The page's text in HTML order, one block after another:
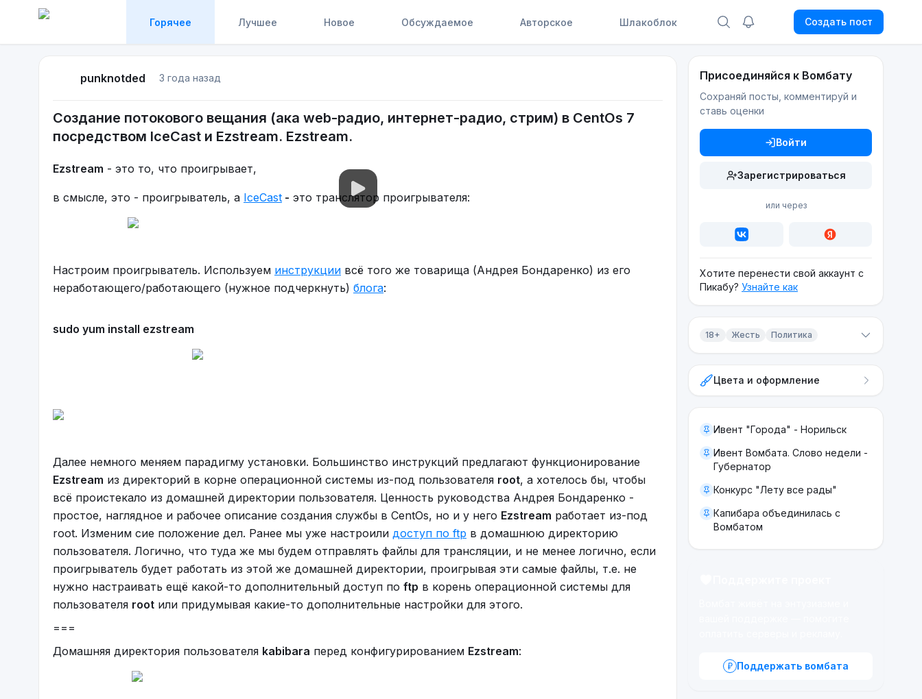
Горячее Лучшее Новое Обсуждаемое Авторское Шлакоблок Создать пост
punknotded 3 года назад
Создание потокового вещания (ака web-радио, интернет-радио, стрим) в CentOs 7
посредством IceCast и Ezstream. Ezstream.
Ezstream - это то, что проигрывает,
в смысле, это - проигрыватель, а IceCast - это транслятор проигрывателя:
Настроим проигрыватель. Используем инструкции всё того же товарища (Андрея Бондаренко) из его
неработающего/работающего (нужное подчеркнуть) блога:
sudo yum install ezstream
Далее немного меняем парадигму установки. Большинство инструкций предлагают функционирование
Ezstream из директорий в корне операционной системы из-под пользователя root, а хотелось бы, чтобы
всё проистекало из домашней директории пользователя. Ценность руководства Андрея Бондаренко -
простое, наглядное и рабочее описание создания службы в CentOs, но и у него Ezstream работает из-под
root. Изменим сие положение дел. Ранее мы уже настроили доступ по ftp в домашнюю директорию
пользователя. Логично, что туда же мы будем отправлять файлы для трансляции, и не менее логично, если
проигрыватель будет работать из этой же домашней директории, проигрывая эти самые файлы, т.е. не
нужно настраивать ещё какой-то дополнительный доступ по ftp в корень операционной системы для
пользователя root или придумывая какие-то дополнительные настройки для этого.
===
Домашняя директория пользователя kabibara перед конфигурированием Ezstream:
Присоединяйся к Вомбату
Сохраняй посты, комментируй и
ставь оценки
Войти
Зарегистрироваться
или через
Хотите перенести свой аккаунт с
Пикабу? Узнайте как
18+ Жесть Политика
ЖестьЦвета и оформление
Ивент "Города" - Норильск
Ивент Вомбата. Слово недели -
Губернатор
Конкурс "Лету все рады"
Капибара объединилась с
Вомбатом
Поддержать вомбата